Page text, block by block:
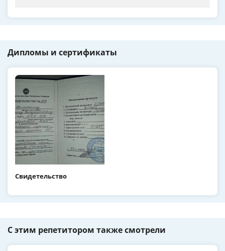
Дипломы и сертификаты
Свидетельство
С этим репетитором также смотрели